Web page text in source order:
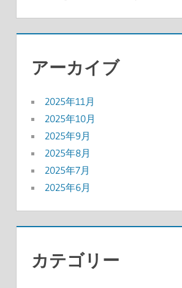
アーカイブ
2025年11月
2025年10月
2025年9月
2025年8月
2025年7月
2025年6月
カテゴリー